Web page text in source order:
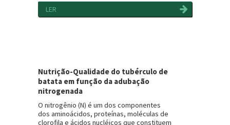
LER
Nutrição-Qualidade do tubérculo de
batata em função da adubação
nitrogenada
O nitrogênio (N) é um dos componentes
dos aminoácidos, proteínas, moléculas de
clorofila e ácidos nucléicos que constituem